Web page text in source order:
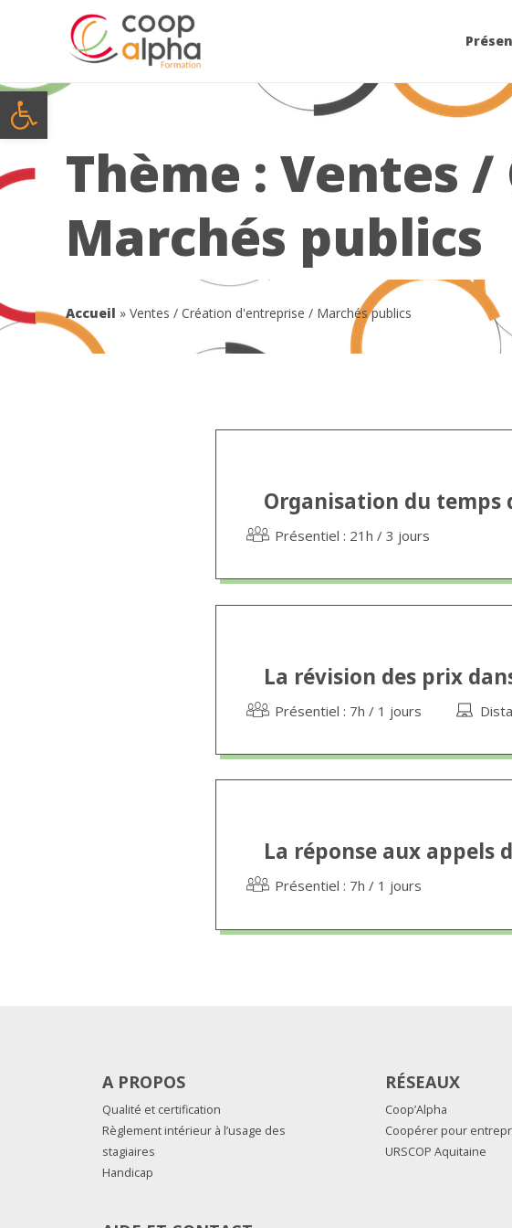
Ouvrir la barre d’outils
Thème : Ventes
Marchés publics
Accueil » Ventes / Création d'entreprise / Marchés publics
Organisation du
Présentiel : 21h / 3 jours
La révision des prix
Présentiel : 7h / 1 jours
La réponse aux appels
Présentiel : 7h / 1 jours
A PROPOS
Qualité et certification
Règlement intérieur à l’usage des
stagiaires
Handicap
RÉSEAUX
Coop’Alpha
Coopérer pour
URSCOP Aquitaine